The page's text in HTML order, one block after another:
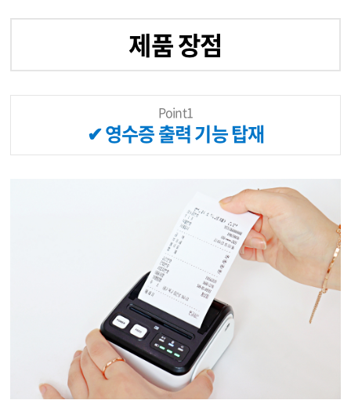
제품 장점
Point1
✔ 영수증 출력 기능 탑재